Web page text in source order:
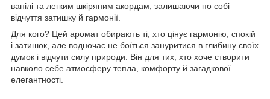
ванілі та легким шкіряним акордам, залишаючи по собі
відчуття затишку й гармонії.
Для кого? Цей аромат обирають ті, хто цінує гармонію, спокій
і затишок, але водночас не боїться зануритися в глибину своїх
думок і відчути силу природи. Він для тих, хто хоче створити
навколо себе атмосферу тепла, комфорту й загадкової
елегантності.